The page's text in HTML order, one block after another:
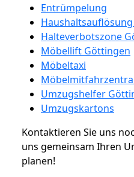
Entrümpelung
Halteverbotszone
Möbellift Göttingen
Möbeltaxi
Umzugshelfer
Umzugskartons
Kontaktieren Sie uns
uns gemeinsam Ihren
planen!